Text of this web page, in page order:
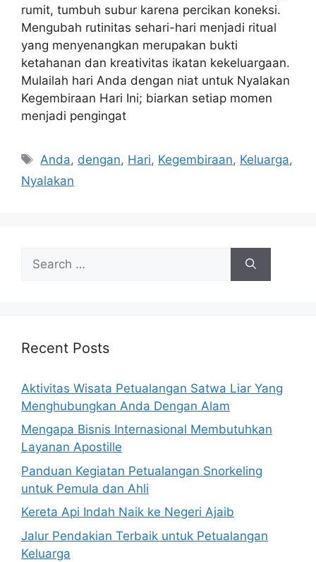
rumit, tumbuh subur karena percikan koneksi.
Mengubah rutinitas sehari-hari menjadi ritual
yang menyenangkan merupakan bukti
ketahanan dan kreativitas ikatan kekeluargaan.
Mulailah hari Anda dengan niat untuk Nyalakan
Kegembiraan Hari Ini; biarkan setiap momen
menjadi pengingat
Tags
Anda, dengan, Hari, Kegembiraan, Keluarga,
Nyalakan
for:
Recent Posts
Aktivitas Wisata Petualangan Satwa Liar Yang
Menghubungkan Anda Dengan Alam
Mengapa Bisnis Internasional Membutuhkan
Layanan Apostille
Panduan Kegiatan Petualangan Snorkeling
untuk Pemula dan Ahli
Kereta Api Indah Naik ke Negeri Ajaib
Jalur Pendakian Terbaik untuk Petualangan
Keluarga